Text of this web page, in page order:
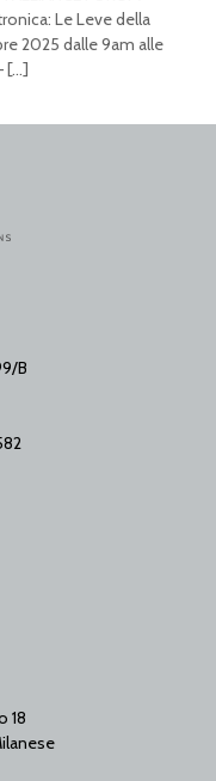
Le Leve della
2025 dalle 9am alle
[…]
B
18